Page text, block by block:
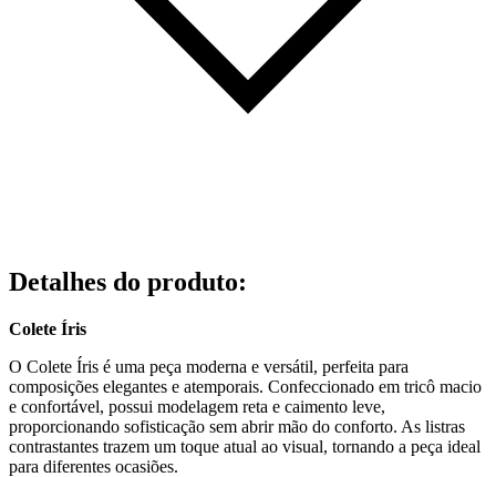
Detalhes do produto:
Colete Íris
O Colete Íris é uma peça moderna e versátil, perfeita para
composições elegantes e atemporais. Confeccionado em tricô macio
e confortável, possui modelagem reta e caimento leve,
proporcionando sofisticação sem abrir mão do conforto. As listras
contrastantes trazem um toque atual ao visual, tornando a peça ideal
para diferentes ocasiões.